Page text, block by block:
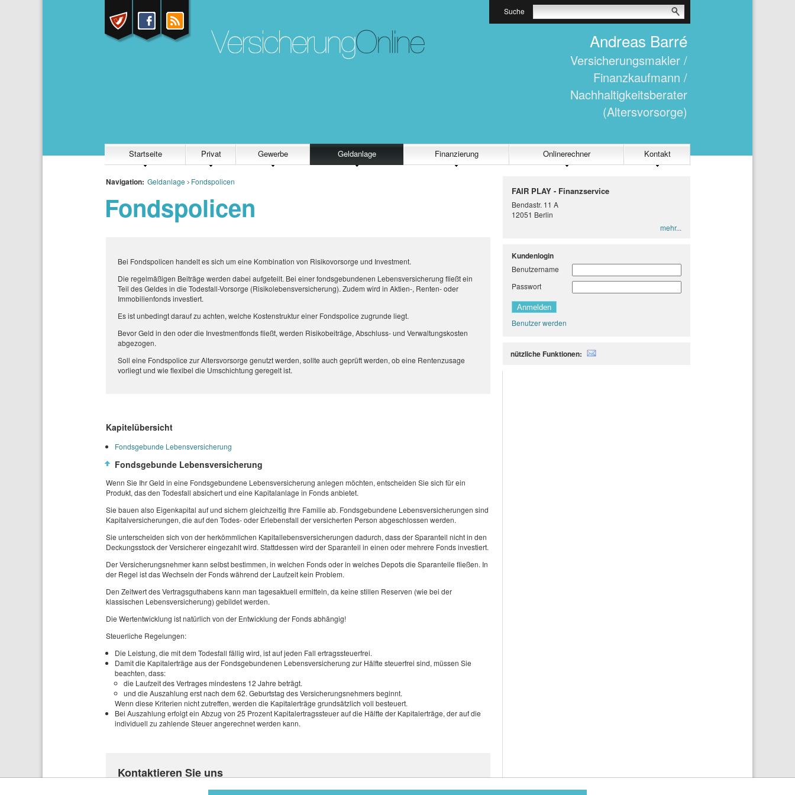
Suche
Andreas Barré
Versicherungsmakler /
Finanzkaufmann /
Nachhaltigkeitsberater
(Altersvorsorge)
Startseite Privat Gewerbe Geldanlage Finanzierung Onlinerechner Kontakt
Navigation: Geldanlage Fondspolicen
Fondspolicen
Bei Fondspolicen handelt es sich um eine Kombination von Risikovorsorge und Investment.
Die regelmäßigen Beiträge werden dabei aufgeteilt. Bei einer fondsgebundenen Lebensversicherung fließt ein
Teil des Geldes in die Todesfall-Vorsorge (Risikolebensversicherung). Zudem wird in Aktien-, Renten- oder
Immobilienfonds investiert.
Es ist unbedingt darauf zu achten, welche Kostenstruktur einer Fondspolice zugrunde liegt.
Bevor Geld in den oder die Investmentfonds fließt, werden Risikobeiträge, Abschluss- und Verwaltungskosten
abgezogen.
Soll eine Fondspolice zur Altersvorsorge genutzt werden, sollte auch geprüft werden, ob eine Rentenzusage
vorliegt und wie flexibel die Umschichtung geregelt ist.
Kapitelübersicht
Fondsgebunde Lebensversicherung
Fondsgebunde Lebensversicherung
Wenn Sie Ihr Geld in eine Fondsgebundene Lebensversicherung anlegen möchten, entscheiden Sie sich für ein
Produkt, das den Todesfall absichert und eine Kapitalanlage in Fonds anbietet.
Sie bauen also Eigenkapital auf und sichern gleichzeitig Ihre Familie ab. Fondsgebundene Lebensversicherungen sind
Kapitalversicherungen, die auf den Todes- oder Erlebensfall der versicherten Person abgeschlossen werden.
Sie unterscheiden sich von der herkömmlichen Kapitallebensversicherungen dadurch, dass der Sparanteil nicht in den
Deckungsstock der Versicherer eingezahlt wird. Stattdessen wird der Sparanteil in einen oder mehrere Fonds investiert.
Der Versicherungsnehmer kann selbst bestimmen, in welchen Fonds oder in welches Depots die Sparanteile fließen. In
der Regel ist das Wechseln der Fonds während der Laufzeit kein Problem.
Den Zeitwert des Vertragsguthabens kann man tagesaktuell ermitteln, da keine stillen Reserven (wie bei der
klassischen Lebensversicherung) gebildet werden.
Die Wertentwicklung ist natürlich von der Entwicklung der Fonds abhängig!
Steuerliche Regelungen:
Die Leistung, die mit dem Todesfall fällig wird, ist auf jeden Fall ertragssteuerfrei.
Damit die Kapitalerträge aus der Fondsgebundenen Lebensversicherung zur Hälfte steuerfrei sind, müssen Sie
beachten, dass:
die Laufzeit des Vertrages mindestens 12 Jahre beträgt.
und die Auszahlung erst nach dem 62. Geburtstag des Versicherungsnehmers beginnt.
Wenn diese Kriterien nicht zutreffen, werden die Kapitalerträge grundsätzlich voll besteuert.
Bei Auszahlung erfolgt ein Abzug von 25 Prozent Kapitalertragssteuer auf die Hälfte der Kapitalerträge, der auf die
individuell zu zahlende Steuer angerechnet werden kann.
Kontaktieren Sie uns
Nutzen Sie die Gelegenheit und informieren Sie sich kostenfrei und unverbindlich über Investitionen
FAIR PLAY - Finanzservice
Bendastr. 11 A
12051 Berlin
mehr...
Kundenlogin
Benutzername
Passwort
Benutzer werden
nützliche Funktionen: